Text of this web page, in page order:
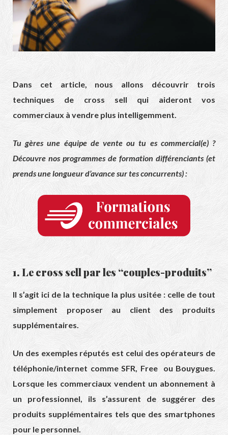
Dans cet article, nous allons découvrir trois
techniques de cross sell qui aideront vos
commerciaux à vendre plus intelligemment.
Tu gères une équipe de vente ou tu es commercial(e) ?
Découvre nos programmes de formation différenciants (et
prends une longueur d’avance sur tes concurrents) :
1. Le cross sell par les “couples-produits”
Il s’agit ici de la technique la plus usitée : celle de tout
simplement proposer au client des produits
supplémentaires.
Un des exemples réputés est celui des opérateurs de
téléphonie/internet comme SFR, Free ou Bouygues.
Lorsque les commerciaux vendent un abonnement à
un professionnel, ils s’assurent de suggérer des
produits supplémentaires tels que des smartphones
pour le personnel.